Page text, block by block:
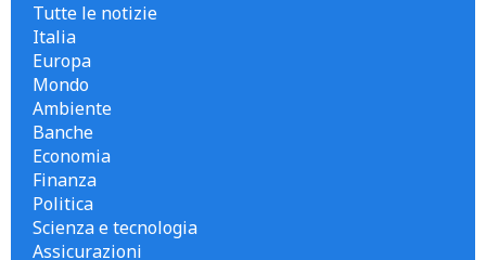
Tutte le notizie
Italia
Europa
Mondo
Ambiente
Banche
Economia
Finanza
Politica
Scienza e tecnologia
Assicurazioni